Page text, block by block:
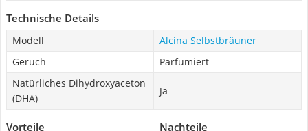
Technische Details
Modell
Alcina Selbstbräuner
Geruch
Parfümiert
Natürliches Dihydroxyaceton
(DHA)
Ja
Vorteile Nachteile